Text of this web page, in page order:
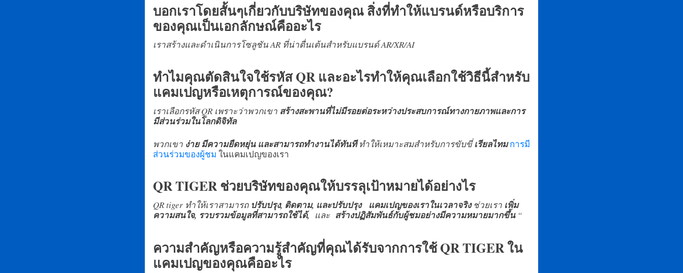
บอกเราโดยสั้นๆเกี่ยวกับบริษัทของคุณ สิ่งที่ทำให้แบรนด์หรือบริการ
ของคุณเป็นเอกลักษณ์คืออะไร
เราสร้างและดำเนินการโซลูชัน AR ที่น่าตื่นเต้นสำหรับแบรนด์ AR/XR/AI
ทำไมคุณตัดสินใจใช้รหัส QR และอะไรทำให้คุณเลือกใช้วิธีนี้สำหรับ
แคมเปญหรือเหตุการณ์ของคุณ?
เราเลือกรหัส QR เพราะว่าพวกเขา สร้างสะพานที่ไม่มีรอยต่อระหว่างประสบการณ์ทางกายภาพและการ
มีส่วนร่วมในโลกดิจิทัล
พวกเขา ง่าย มีความยืดหยุ่น และสามารถทำงานได้ทันทีทำให้เหมาะสมสำหรับการขับขี่เรียลไทมการมี
ส่วนร่วมของผู้ชม ในแคมเปญของเรา
QR TIGER ช่วยบริษัทของคุณให้บรรลุเป้าหมายได้อย่างไร
QR tiger ทำให้เราสามารถ ปรับปรุง, ติดตาม, และปรับปรุง แคมเปญของเราในเวลาจริงช่วยเรา เพิ่ม
ความสนใจ, รวบรวมข้อมูลที่สามารถใช้ได้, และ สร้างปฏิสัมพันธ์กับผู้ชมอย่างมีความหมายมากขึ้น “
ความสำคัญหรือความรู้สำคัญที่คุณได้รับจากการใช้ QR TIGER ใน
แคมเปญของคุณคืออะไร